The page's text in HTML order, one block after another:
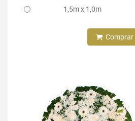
1,5m x 1,0m
Comprar